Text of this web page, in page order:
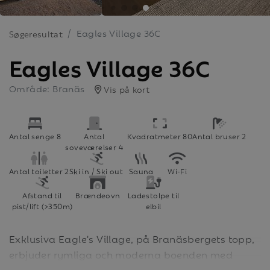
Søgeresultat Eagles Village 36C
Eagles Village 36C
Område: Branäs Vis på kort
Antal senge 8
Antal
soveværelser 4
Kvadratmeter 80Antal bruser 2
Antal toiletter 2Ski in / Ski out Sauna
Wi-Fi
Afstand til
pist/lift (>350m)
Brændeovn
Ladestolpe til
elbil
Exklusiva Eagle's Village, på Branäsbergets topp,
erbjuder rymliga och moderna boenden med